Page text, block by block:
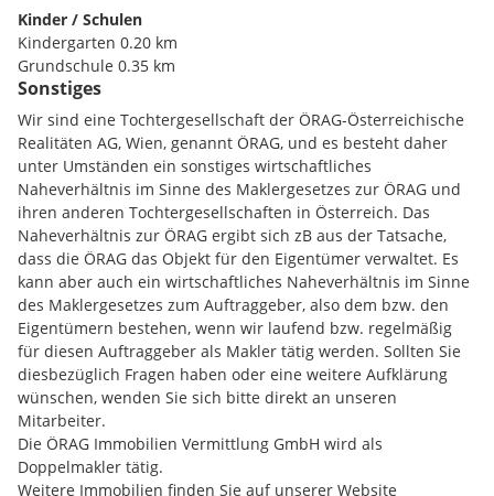
Terrassen mit Stadtblick und ein angenehmes Raumklima
dank Betonkernaktivierung und ressourcenschonender
Gebäudetechnik.
Verfügbare Flächen:
Büro-/Laborflächen:
EG, Top NE03 + NE04, ca. 644 m² - Labor
1.OG, Top NE12, ca. 136 m² - Büro
2.OG, Top NE21, ca. 627 m² - Büro
2.OG, Top NE22 & NE23, ca. 897 m² - Labor
2.OG, Top NE24, ca. 287 m² - Büro
4.OG, Top NE41, ca. 654 m² - zzgl. Terrassenfläche ca. 2 m² -
Büro & Labor
6.OG, Top NE62, ca. 143 m² - zzgl. Terrassenfläche ca. 134 m² -
Büro
6.OG, Top NE63 & NE64, ca. 312 m² - zzgl. Terrassenfläche ca.
216 m² - Büro
Nettomiete pro m²/Monat für Büro, je nach Lage &
Ausstattung ab EUR 14,90
Kinder / Schulen
Kindergarten 0.20 km
Grundschule 0.35 km
Realschule 1.03 km
Gymnasium 1.40 km
Hauptschule 2.97 km
Nahversorgung
Einkaufsmöglichkeiten 1.20 km
Gaststätten 0.10 km
Verkehr
Flughafen 13.97 km
Fernbahnhof 0.30 km
Autobahn 0.37 km
U Bahn 0.74 km
Bus 0.18 km
Sonstige
Zentrum 3.16 km
Sonstiges
Wir sind eine Tochtergesellschaft der ÖRAG-Österreichische
Realitäten AG, Wien, genannt ÖRAG, und es besteht daher
unter Umständen ein sonstiges wirtschaftliches
Naheverhältnis im Sinne des Maklergesetzes zur ÖRAG und
ihren anderen Tochtergesellschaften in Österreich. Das
Naheverhältnis zur ÖRAG ergibt sich zB aus der Tatsache,
dass die ÖRAG das Objekt für den Eigentümer verwaltet. Es
kann aber auch ein wirtschaftliches Naheverhältnis im Sinne
des Maklergesetzes zum Auftraggeber, also dem bzw. den
Eigentümern bestehen, wenn wir laufend bzw. regelmäßig
für diesen Auftraggeber als Makler tätig werden. Sollten Sie
diesbezüglich Fragen haben oder eine weitere Aufklärung
wünschen, wenden Sie sich bitte direkt an unseren
Mitarbeiter.
Die ÖRAG Immobilien Vermittlung GmbH wird als
Doppelmakler tätig.
Weitere Immobilien finden Sie auf unserer Website